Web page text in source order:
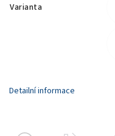
Varianta
Detailní informace